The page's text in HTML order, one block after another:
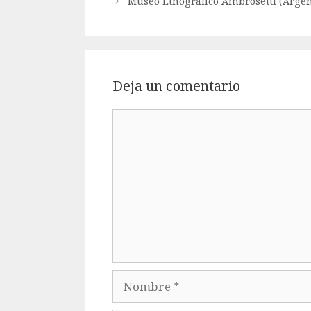
Deja un comentario
Nombre